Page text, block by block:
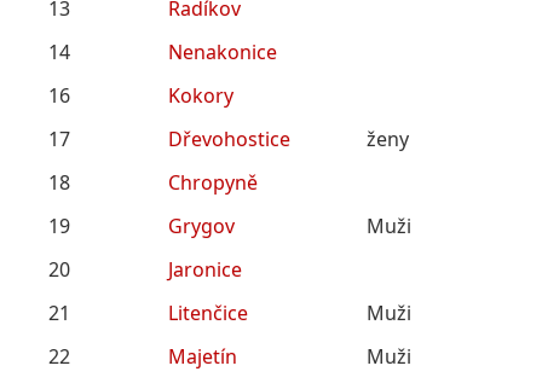
13
Radíkov
14
Nenakonice
16
Kokory
17
Dřevohostice
ženy
18
Chropyně
19
Grygov
Muži
20
Jaronice
21
Litenčice
Muži
22
Majetín
Muži